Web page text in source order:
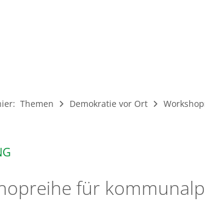
Themen Demokratie vor Ort
für